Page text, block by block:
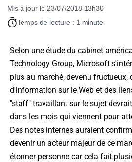
Mis à jour le 23/07/2018 13h30
Temps de lecture : 1 minute
Selon une étude du cabinet
Technology Group, Microsoft
plus au marché, devenu fructueux,
d'information sur le Web et des
"staff" travaillant sur le sujet
dans les mois qui viennent pour
Des notes internes auraient
devenir un acteur majeur de ce
étonner personne car cela fait